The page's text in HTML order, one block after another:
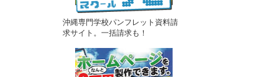
沖縄専門学校パンフレット資料請
求サイト。一括請求も！